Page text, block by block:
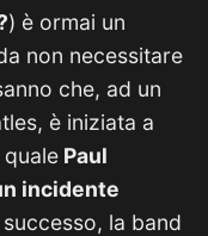
) è ormai un
non necessitare
che, ad un
è iniziata a
Paul
incidente
la band